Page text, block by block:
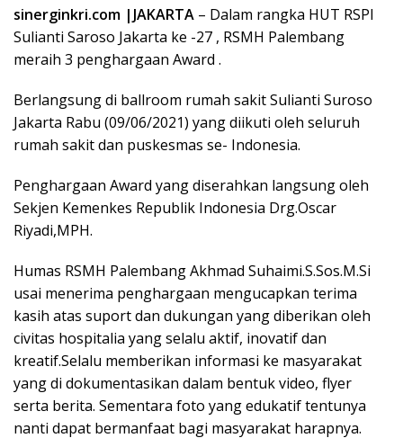
e
b
o
k
itt
er
at
s
p
p
e e
gr
m
ar
e
sinerginkri.com |JAKARTA – Dalam rangka HUT RSPI
Sulianti Saroso Jakarta ke -27 , RSMH Palembang
meraih 3 penghargaan Award .
Berlangsung di ballroom rumah sakit Sulianti Suroso
Jakarta Rabu (09/06/2021) yang diikuti oleh seluruh
rumah sakit dan puskesmas se- Indonesia.
Penghargaan Award yang diserahkan langsung oleh
Sekjen Kemenkes Republik Indonesia Drg.Oscar
Riyadi,MPH.
Humas RSMH Palembang Akhmad Suhaimi.S.Sos.M.Si
usai menerima penghargaan mengucapkan terima
kasih atas suport dan dukungan yang diberikan oleh
civitas hospitalia yang selalu aktif, inovatif dan
kreatif.Selalu memberikan informasi ke masyarakat
yang di dokumentasikan dalam bentuk video, flyer
serta berita. Sementara foto yang edukatif tentunya
nanti dapat bermanfaat bagi masyarakat harapnya.